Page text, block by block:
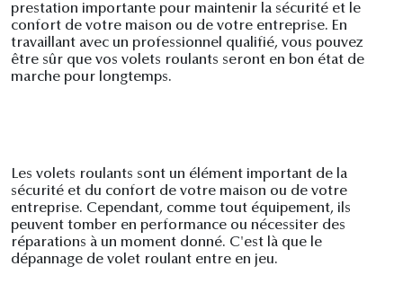
prestation importante pour maintenir la sécurité et le
confort de votre maison ou de votre entreprise. En
travaillant avec un professionnel qualifié, vous pouvez
être sûr que vos volets roulants seront en bon état de
marche pour longtemps.
Les volets roulants sont un élément important de la
sécurité et du confort de votre maison ou de votre
entreprise. Cependant, comme tout équipement, ils
peuvent tomber en performance ou nécessiter des
réparations à un moment donné. C'est là que le
dépannage de volet roulant entre en jeu.